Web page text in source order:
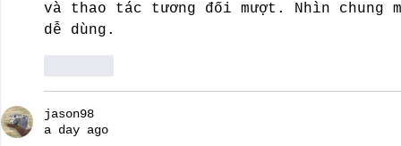
và thao tác tương đối mượt. Nhìn chung
dễ dùng.
jason98
a day ago